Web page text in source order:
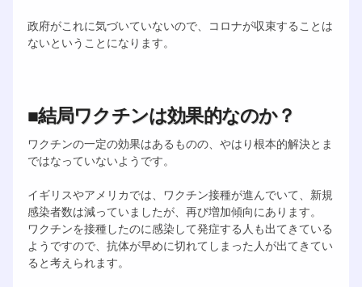
政府がこれに気づいていないので、コロナが収束することは
ないということになります。
■結局ワクチンは効果的なのか？
ワクチンの一定の効果はあるものの、やはり根本的解決とま
ではなっていないようです。
イギリスやアメリカでは、ワクチン接種が進んでいて、新規
感染者数は減っていましたが、再び増加傾向にあります。
ワクチンを接種したのに感染して発症する人も出てきている
ようですので、抗体が早めに切れてしまった人が出てきてい
ると考えられます。